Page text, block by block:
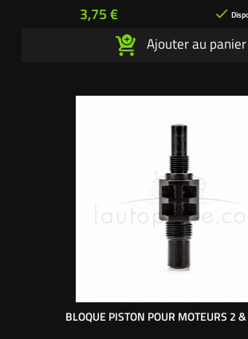
Prix
3,75 € 
Ajouter au panier
BLOQUE PISTON POUR MOTEURS 2